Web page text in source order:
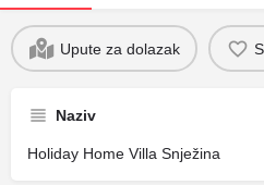
Upute za dolazak
Naziv
Holiday Home Villa Snježina